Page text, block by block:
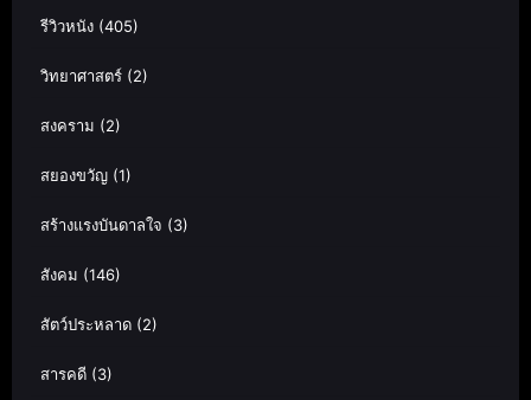
รีวิวหนัง (405)
วิทยาศาสตร์ (2)
สงคราม (2)
สยองขวัญ (1)
สร้างแรงบันดาลใจ (3)
สังคม (146)
สัตว์ประหลาด (2)
สารคดี (3)